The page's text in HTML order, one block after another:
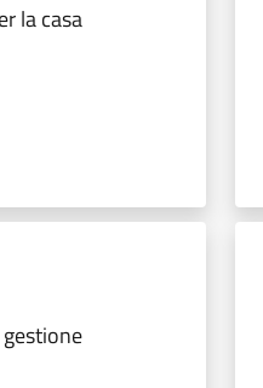
la casa